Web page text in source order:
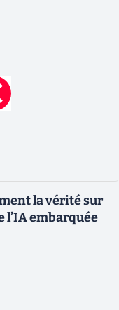
la vérité sur
l’IA embarquée